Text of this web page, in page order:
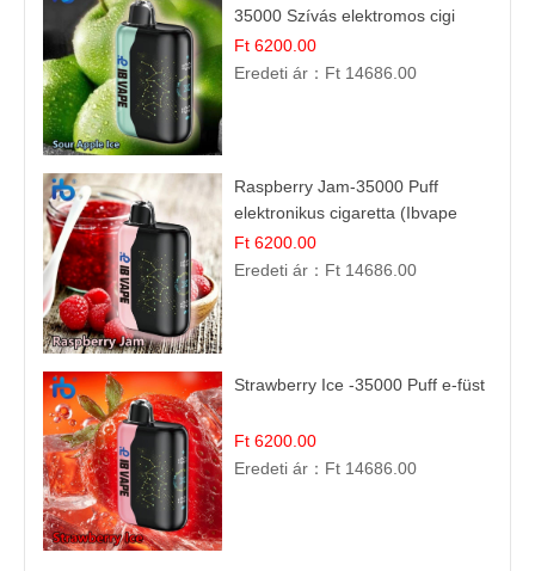
35000 Szívás elektromos cigi
Ft 6200.00
Eredeti ár： Ft 14686.00
Raspberry Jam-35000 Puff
elektronikus cigaretta (Ibvape
Bar)
Ft 6200.00
Eredeti ár： Ft 14686.00
Strawberry Ice -35000 Puff e-füst
Ft 6200.00
Eredeti ár： Ft 14686.00